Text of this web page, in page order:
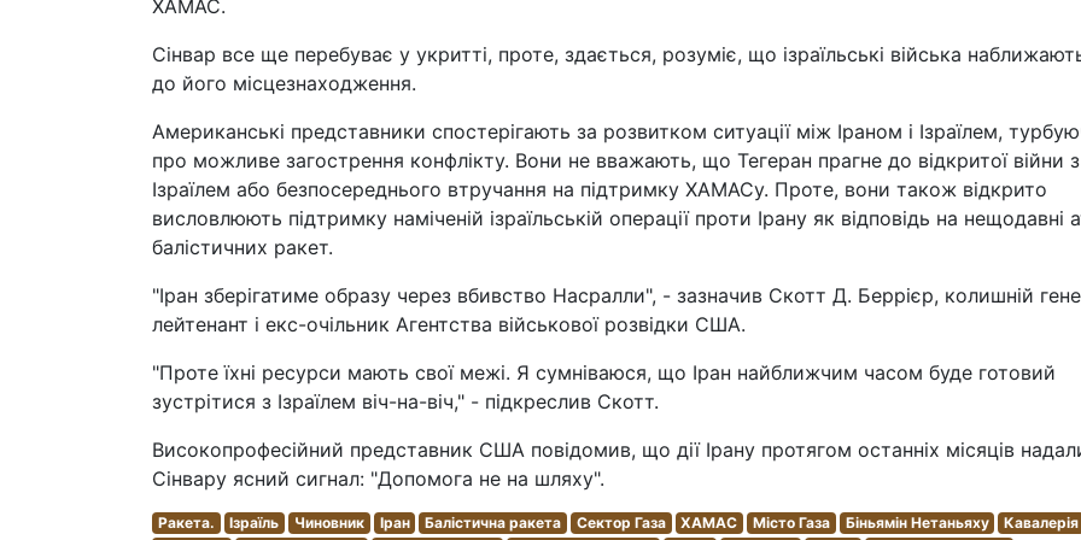
ХАМАС.
Сінвар все ще перебуває у укритті, проте, здається, розуміє, що ізраїльські війська
до його місцезнаходження.
Американські представники спостерігають за розвитком ситуації між Іраном і Ізраїлем,
про можливе загострення конфлікту. Вони не вважають, що Тегеран прагне до відкритої війни з
Ізраїлем або безпосереднього втручання на підтримку ХАМАСу. Проте, вони також відкрито
висловлюють підтримку наміченій ізраїльській операції проти Ірану як відповідь на нещодавні
балістичних ракет.
"Іран зберігатиме образу через вбивство Насралли", - зазначив Скотт Д. Беррієр, колишній
лейтенант і екс-очільник Агентства військової розвідки США.
"Проте їхні ресурси мають свої межі. Я сумніваюся, що Іран найближчим часом буде готовий
зустрітися з Ізраїлем віч-на-віч," - підкреслив Скотт.
Високопрофесійний представник США повідомив, що дії Ірану протягом останніх місяців
Сінвару ясний сигнал: "Допомога не на шляху".
Ракета. Ізраїль Чиновник Іран Балістична ракета Сектор Газа ХАМАС Місто Газа Біньямін Нетаньяху
Кавалерія